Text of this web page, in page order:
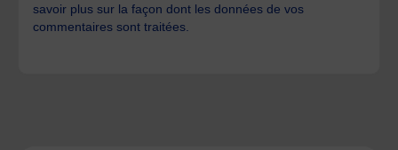
savoir plus sur la façon dont les données de vos
commentaires sont traitées.